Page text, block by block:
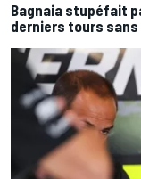
Bagnaia stupéfait
derniers tours